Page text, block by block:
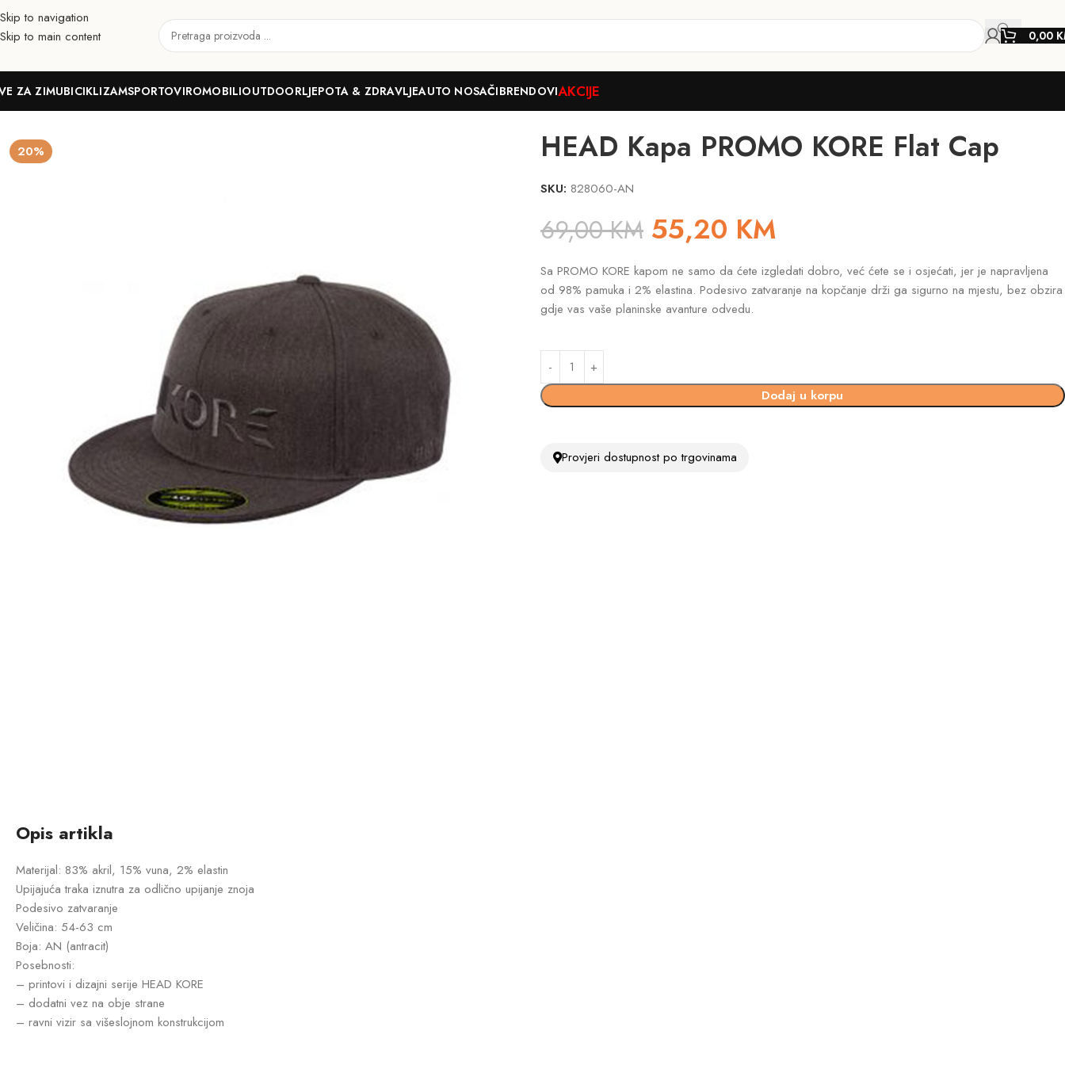
Skip to navigation
Skip to main content
0,00
ZA ZIMUBICIKLIZAMSPORTOVIROMOBILIOUTDOORLJEPOTA & ZDRAVLJEAUTO NOSAČIBRENDOVIAKCIJE
20% HEAD Kapa PROMO KORE Flat Cap
SKU: 828060-AN
69,00KM 55,20 KM
Sa PROMO KORE kapom ne samo da ćete izgledati dobro, već ćete se i osjećati, jer je napravljena
od 98% pamuka i 2% elastina. Podesivo zatvaranje na kopčanje drži ga sigurno na mjestu, bez obzira
gdje vas vaše planinske avanture odvedu.
Dodaj u korpu
Provjeri dostupnost po trgovinama
Opis artikla
Materijal: 83% akril, 15% vuna, 2% elastin
Upijajuća traka iznutra za odlično upijanje znoja
Podesivo zatvaranje
Veličina: 54-63 cm
Boja: AN (antracit)
Posebnosti:
– printovi i dizajni serije HEAD KORE
– dodatni vez na obje strane
– ravni vizir sa višeslojnom konstrukcijom